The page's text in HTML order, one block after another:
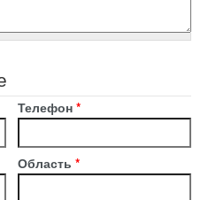
Телефон *
Область *